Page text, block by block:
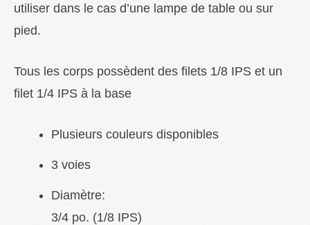
utiliser dans le cas d’une lampe de table ou sur
pied.
Tous les corps possèdent des filets 1/8 IPS et un
filet 1/4 IPS à la base
Plusieurs couleurs disponibles
3 voies
Diamètre:
3/4 po. (1/8 IPS)